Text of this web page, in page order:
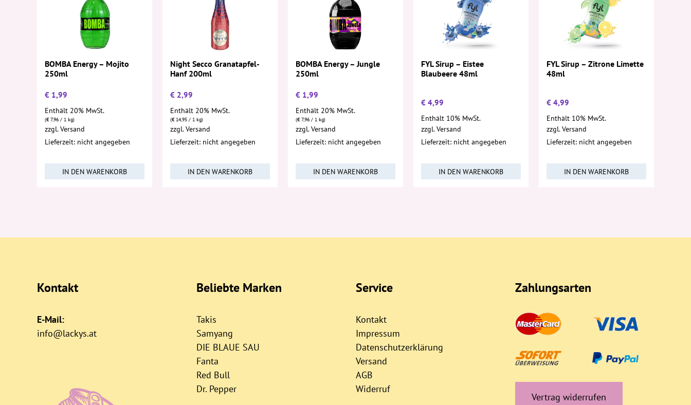
BOMBA Energy – Mojito
250ml
€ 1,99
Enthält 20% MwSt.
(€7,96 / 1 kg)
zzgl.Versand
Lieferzeit: nicht angegeben
IN DEN WARENKORB
Night Secco Granatapfel-
Hanf 200ml
€ 2,99
Enthält 20% MwSt.
(€14,95 / 1 kg)
zzgl.Versand
Lieferzeit: nicht angegeben
IN DEN WARENKORB
BOMBA Energy – Jungle
250ml
€ 1,99
Enthält 20% MwSt.
(€7,96 / 1 kg)
zzgl.Versand
Lieferzeit: nicht angegeben
IN DEN WARENKORB
FYL Sirup – Eistee
Blaubeere 48ml
€ 4,99
Enthält 10% MwSt.
zzgl.Versand
Lieferzeit: nicht angegeben
IN DEN WARENKORB
FYL Sirup – Zitrone Limette
48ml
€ 4,99
Enthält 10% MwSt.
zzgl.Versand
Lieferzeit: nicht angegeben
IN DEN WARENKORB
Kontakt
E-Mail:
info@lackys.at
Beliebte Marken
Takis
Samyang
DIE BLAUE SAU
Fanta
Red Bull
Dr. Pepper
Service
Kontakt
Impressum
Datenschutzerklärung
Versand
AGB
Widerruf
Zahlungsarten
Vertrag widerrufen